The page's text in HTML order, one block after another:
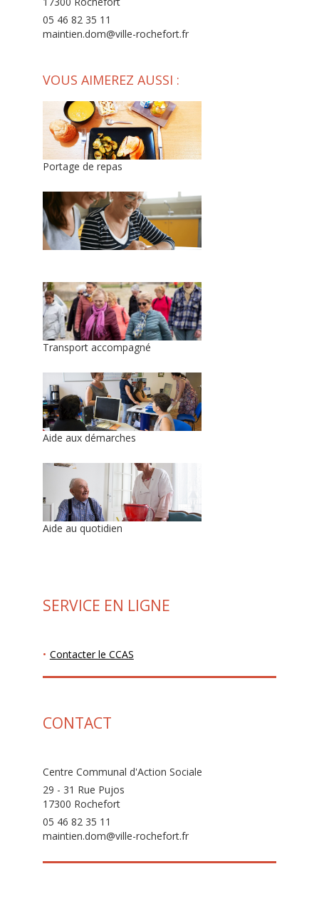
05 46 82 35 11
maintien.dom@ville-rochefort.fr
VOUS AIMEREZ AUSSI :
Portage de repas
Transport accompagné
Aide aux démarches
Aide au quotidien
SERVICE EN LIGNE
Contacter le CCAS
CONTACT
Centre Communal d'Action Sociale
29 - 31 Rue Pujos
17300 Rochefort
05 46 82 35 11
maintien.dom@ville-rochefort.fr